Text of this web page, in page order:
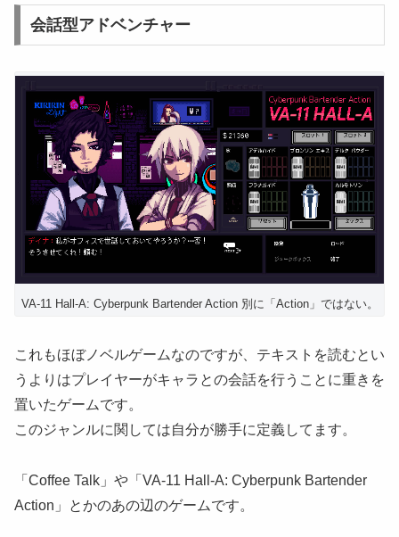
会話型アドベンチャー
VA-11 Hall-A: Cyberpunk Bartender Action 別に「Action」ではない。
これもほぼノベルゲームなのですが、テキストを読むとい
うよりはプレイヤーがキャラとの会話を行うことに重きを
置いたゲームです。
このジャンルに関しては自分が勝手に定義してます。
「Coffee Talk」や「VA-11 Hall-A: Cyberpunk Bartender
Action」とかのあの辺のゲームです。